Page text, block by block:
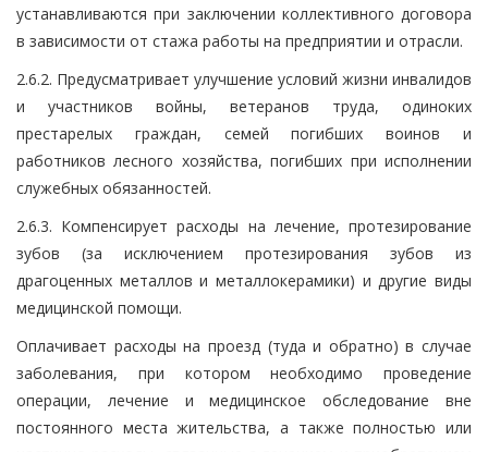
устанавливаются при заключении коллективного договора
в зависимости от стажа работы на предприятии и отрасли.
2.6.2. Предусматривает улучшение условий жизни инвалидов
и участников войны, ветеранов труда, одиноких
престарелых граждан, семей погибших воинов и
работников лесного хозяйства, погибших при исполнении
служебных обязанностей.
2.6.3. Компенсирует расходы на лечение, протезирование
зубов (за исключением протезирования зубов из
драгоценных металлов и металлокерамики) и другие виды
медицинской помощи.
Оплачивает расходы на проезд (туда и обратно) в случае
заболевания, при котором необходимо проведение
операции, лечение и медицинское обследование вне
постоянного места жительства, а также полностью или